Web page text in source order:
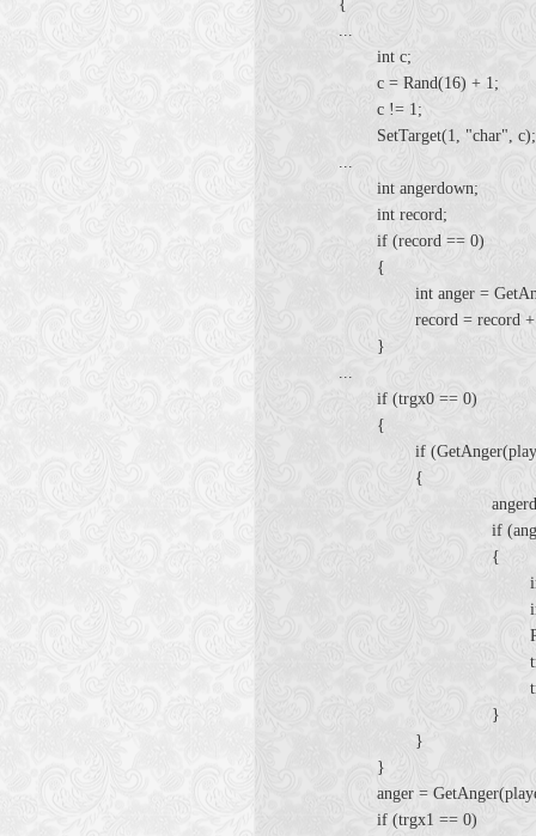
{
...
int c;
c = Rand(16) + 1;
c != 1;
SetTarget(1, "char",
...
int angerdown;
int record;
if (record == 0)
{
int anger =
record = record +
}
...
if (trgx0 == 0)
{
if
{
angerdown =
if (angerdown ==
{
int
int PP1 =
trgx1 =
trgx0 =
}
}
}
anger =
if (trgx1 == 0)